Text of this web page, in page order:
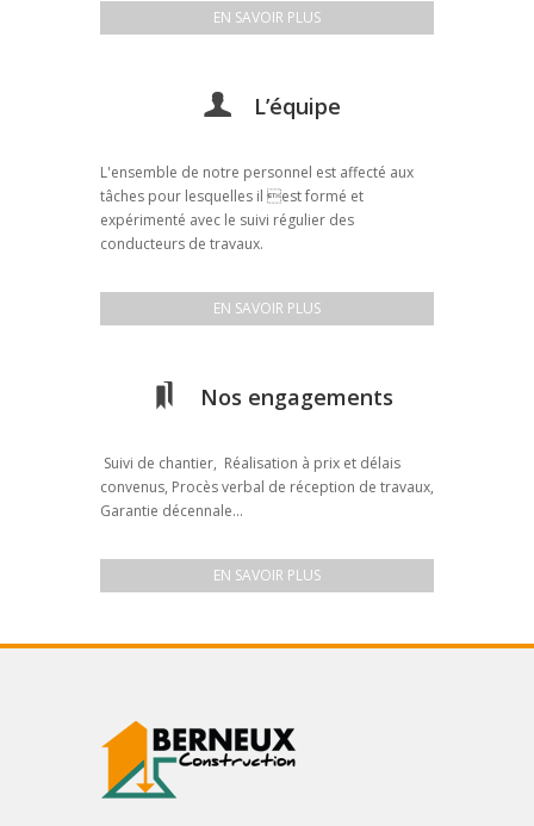
EN SAVOIR PLUS
L’équipe
L'ensemble de notre personnel est affecté aux
tâches pour lesquelles il est formé et
expérimenté avec le suivi régulier des
conducteurs de travaux.
EN SAVOIR PLUS
Nos engagements
Suivi de chantier, Réalisation à prix et délais
convenus, Procès verbal de réception de travaux,
Garantie décennale...
EN SAVOIR PLUS